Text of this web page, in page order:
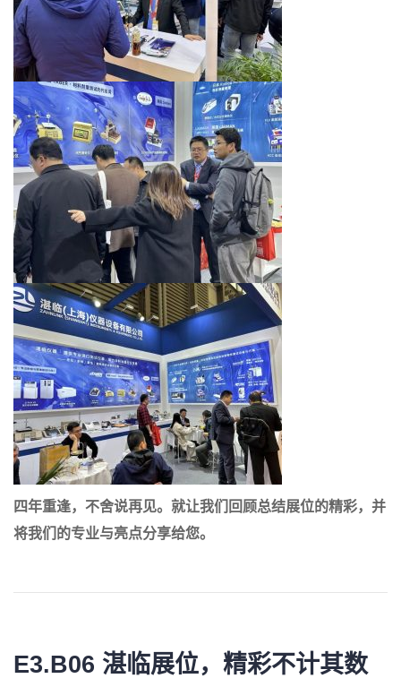
四年重逢，不舍说再见。就让我们回顾总结展位的精彩，并
将我们的专业与亮点分享给您。
E3.B06 湛临展位， 精彩不计其数